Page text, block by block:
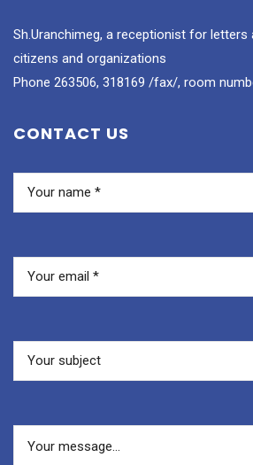
Sh.Uranchimeg, a receptionist for
citizens and organizations
Phone 263506, 318169 /fax/, room
CONTACT US